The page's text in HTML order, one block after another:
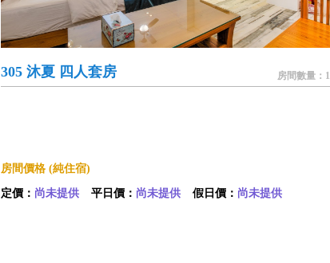
305 沐夏 四人套房 房間數量：
房間價格 (純住宿)
定價： 尚未提供 平日價： 尚未提供 假日價： 尚未提供